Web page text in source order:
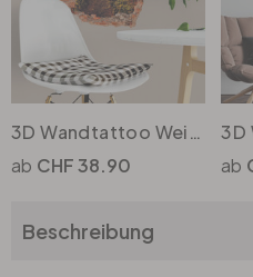
3D Wandtattoo Weinreben im Sonnenuntergang
CHF 38.90
Beschreibung